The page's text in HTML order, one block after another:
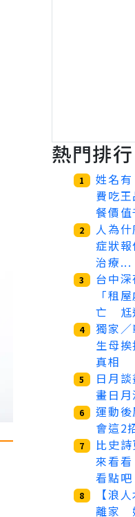
熱門排行
1
姓名
費吃
餐價值
2
人為
症狀
治療...
3
台中
「租
亡 尪
4
獨家／
生母
真相
5
日月
畫日月
6
運動
會這2
7
比史
來看
看點吧
8
【浪
離家